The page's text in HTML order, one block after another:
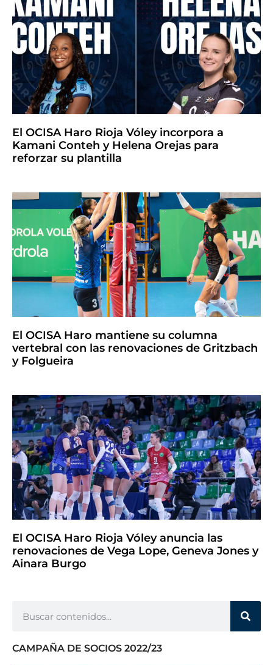
El OCISA Haro Rioja Vóley incorpora a
Kamani Conteh y Helena Orejas para
reforzar su plantilla
El OCISA Haro mantiene su columna
vertebral con las renovaciones de Gritzbach
y Folgueira
El OCISA Haro Rioja Vóley anuncia las
renovaciones de Vega Lope, Geneva Jones y
Ainara Burgo
CAMPAÑA DE SOCIOS 2022/23